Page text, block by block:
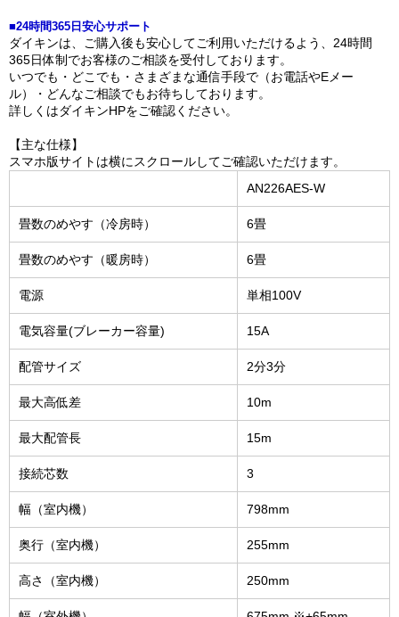
■24時間365日安心サポート
ダイキンは、ご購入後も安心してご利用いただけるよう、24時間
365日体制でお客様のご相談を受付しております。
いつでも・どこでも・さまざまな通信手段で（お電話やEメー
ル）・どんなご相談でもお待ちしております。
詳しくはダイキンHPをご確認ください。
【主な仕様】
スマホ版サイトは横にスクロールしてご確認いただけます。
AN226AES-W
畳数のめやす（冷房時） 6畳
畳数のめやす（暖房時） 6畳
電源 単相100V
電気容量(ブレーカー容量) 15A
配管サイズ 2分3分
最大高低差 10m
最大配管長 15m
接続芯数 3
幅（室内機） 798mm
奥行（室内機） 255mm
高さ（室内機） 250mm